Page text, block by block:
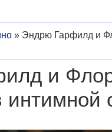
» Эндрю Гарфилд и
и
интимной